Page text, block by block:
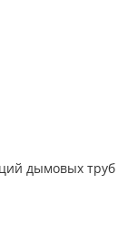
дымовых труб